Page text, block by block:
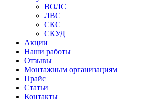
ВОЛС
ЛВС
СКС
СКУД
Акции
Наши работы
Отзывы
Монтажным организациям
Прайс
Статьи
Контакты